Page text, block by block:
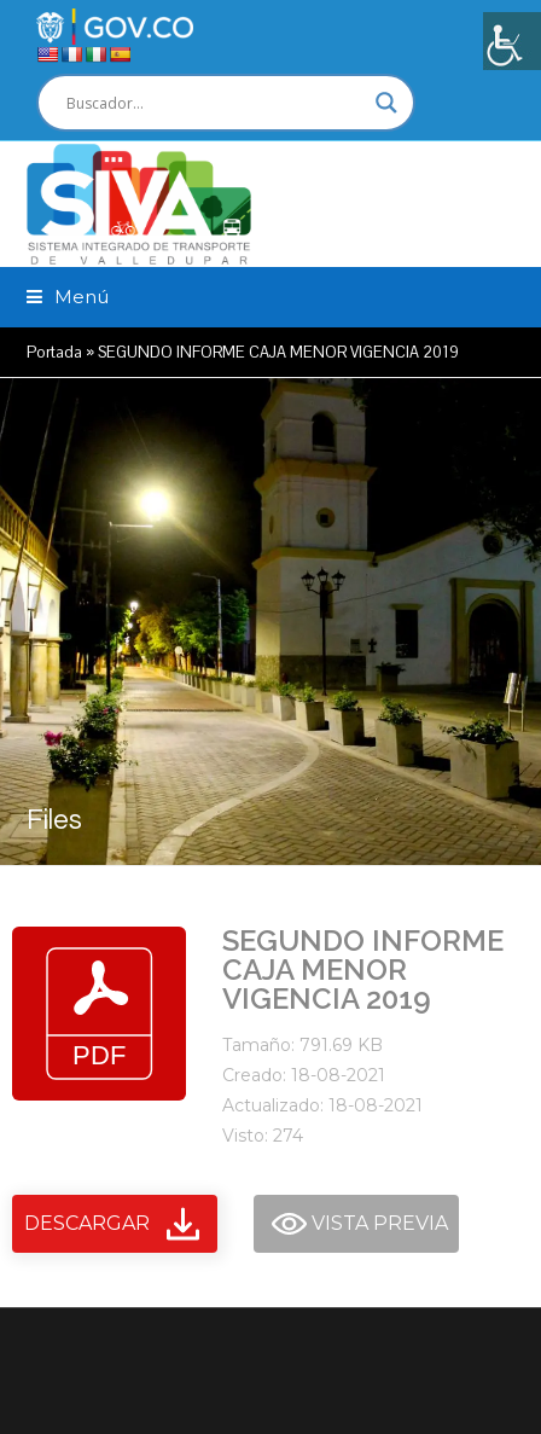
Menú
Portada »SEGUNDO INFORME CAJA MENOR VIGENCIA 2019
Files
SEGUNDO INFORME
CAJA MENOR
VIGENCIA 2019
Tamaño: 791.69 KB
Creado: 18-08-2021
Actualizado: 18-08-2021
Visto: 274
DESCARGAR VISTA PREVIA